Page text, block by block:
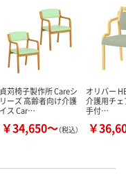
貞苅椅子製作所 Careシ
リーズ 高齢者向け介護
イス Car…
￥34,650～（税込）
オリバー
介護用チェ
手付…
￥